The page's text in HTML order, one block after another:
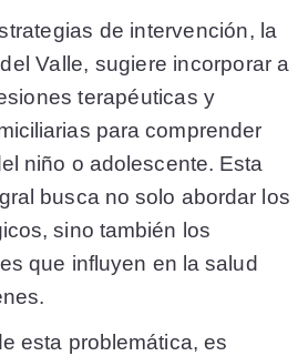
de intervención, la
Valle, sugiere incorporar a
terapéuticas y
para comprender
niño o adolescente. Esta
busca no solo abordar los
sino también los
que influyen en la salud
esta problemática, es